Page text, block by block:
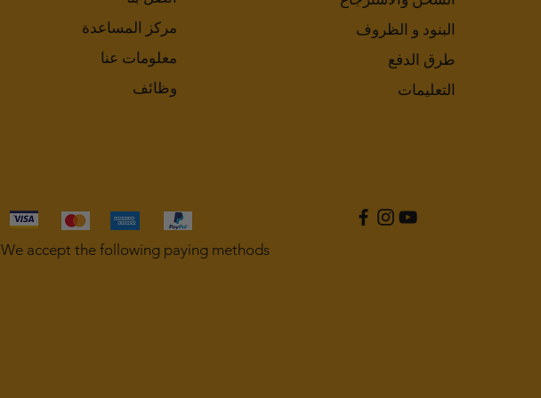
مركز المساعدة
معلومات عنا
وظائف
البنود و الظروف
طرق الدفع
التعليمات
We accept the following paying methods